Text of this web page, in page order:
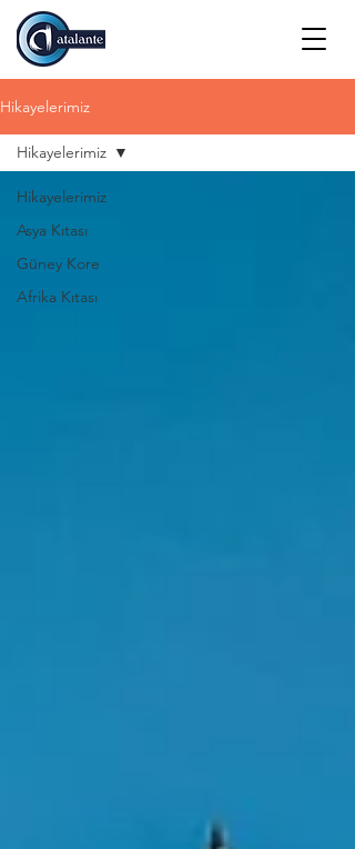
Hikayelerimiz
Hikayelerimiz
Asya Kıtası
Güney Kore
Afrika Kıtası
Hikayelerimiz